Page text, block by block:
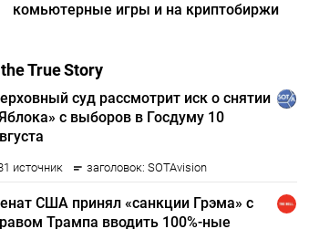
комьютерные игры и на криптобиржи